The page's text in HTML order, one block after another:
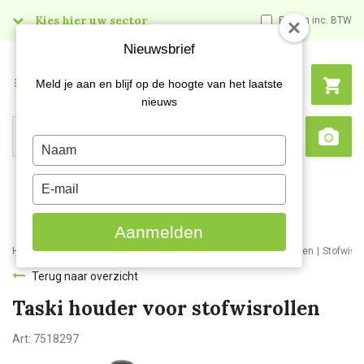
Kies hier uw sector Prijzen inc. BTW
Search
Menu
Home Webshop Schoonmaakartikelen Schoonmaakmaterialen
Terug naar overzicht
Taski houder voor stofwisrollen
Art: 7518297
Nieuwsbrief
Meld je aan en blijf op de hoogte van het laatste
nieuws
Type
your
name
Type
your
email
Aanmelden